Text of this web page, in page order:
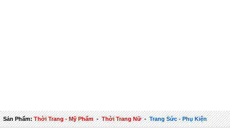
Sản Phẩm:Thời Trang - Mỹ Phẩm-Thời Trang Nữ-Trang Sức - Phụ Kiện